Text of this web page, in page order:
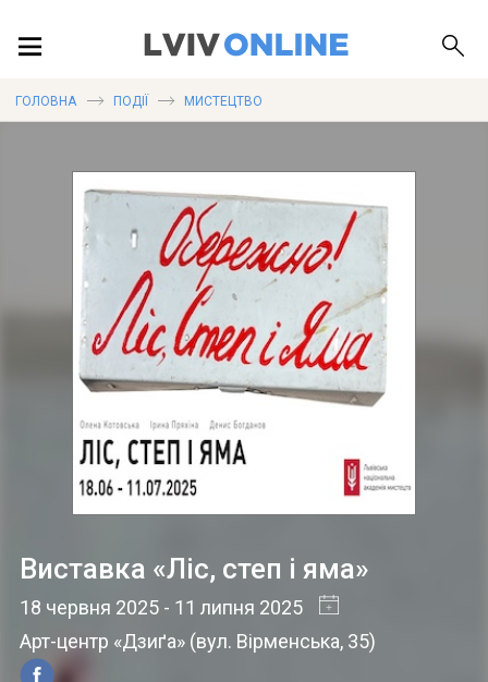
ПУБЛІКАЦІЇ
ДОВІДКА
ГОЛОВНА ПОДІЇ МИСТЕЦТВО
Виставка «Ліс, степ і яма»
18 червня 2025- 11 липня 2025
Арт-центр «Дзиґа» (вул. Вірменська, 35)